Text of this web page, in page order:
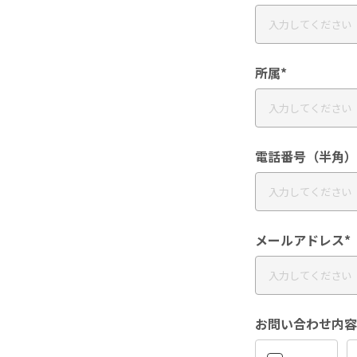
所属*
電話番号（半角）
メールアドレス*
お問い合わせ内